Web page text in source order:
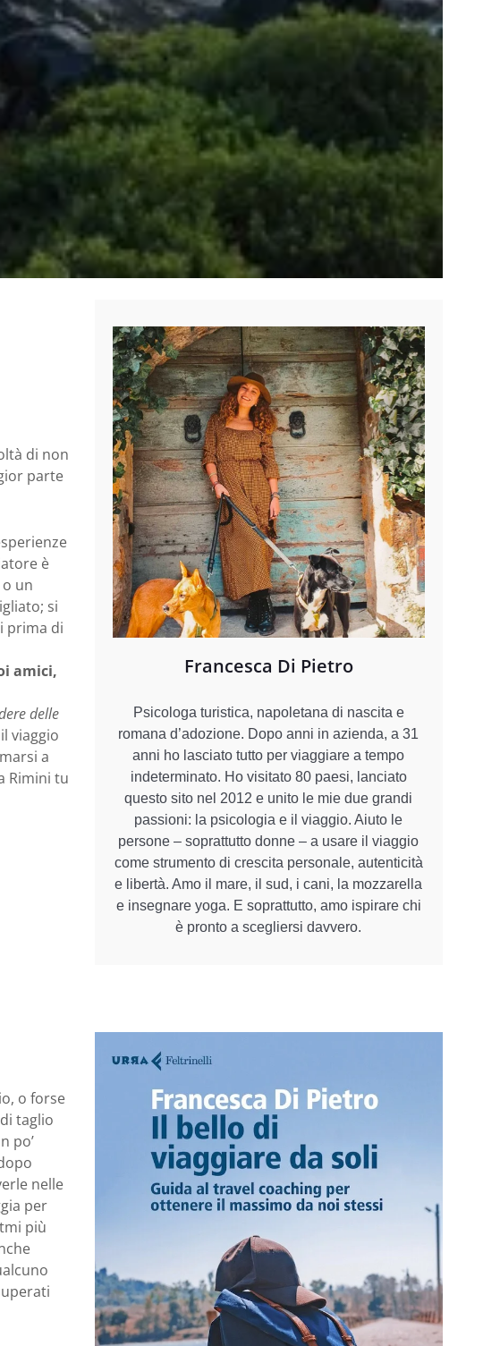
di non
parte
è
un
si
prima di
amici,
delle
viaggio
a
Rimini tu
o forse
taglio
po’
nelle
per
più
Francesca Di Pietro
Psicologa turistica, napoletana di nascita e
romana d’adozione. Dopo anni in azienda, a 31
anni ho lasciato tutto per viaggiare a tempo
indeterminato. Ho visitato 80 paesi, lanciato
questo sito nel 2012 e unito le mie due grandi
passioni: la psicologia e il viaggio. Aiuto le
persone – soprattutto donne – a usare il viaggio
come strumento di crescita personale, autenticità
e libertà. Amo il mare, il sud, i cani, la mozzarella
e insegnare yoga. E soprattutto, amo ispirare chi
è pronto a scegliersi davvero.